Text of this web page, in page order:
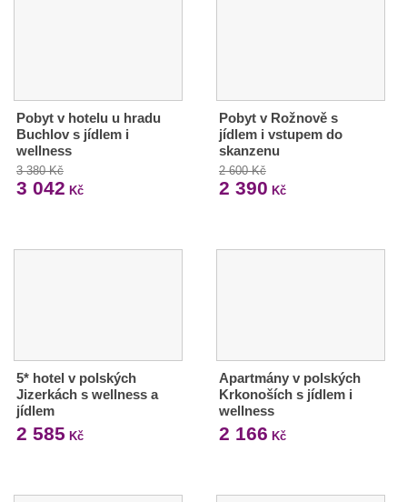
Pobyt v hotelu u hradu
Buchlov s jídlem i
wellness
3 380 Kč
3 042 Kč
Pobyt v Rožnově s
jídlem i vstupem do
skanzenu
2 600 Kč
2 390 Kč
5* hotel v polských
Jizerkách s wellness a
jídlem
2 585 Kč
Apartmány v polských
Krkonoších s jídlem i
wellness
2 166 Kč